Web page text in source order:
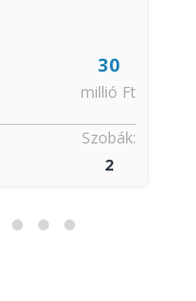
30
millió Ft
Szobák:
2